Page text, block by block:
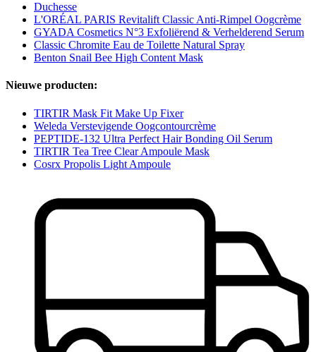
Duchesse
L'ORÉAL PARIS Revitalift Classic Anti-Rimpel Oogcrème
GYADA Cosmetics N°3 Exfoliërend & Verhelderend Serum
Classic Chromite Eau de Toilette Natural Spray
Benton Snail Bee High Content Mask
Nieuwe producten:
TIRTIR Mask Fit Make Up Fixer
Weleda Verstevigende Oogcontourcrème
PEPTIDE-132 Ultra Perfect Hair Bonding Oil Serum
TIRTIR Tea Tree Clear Ampoule Mask
Cosrx Propolis Light Ampoule